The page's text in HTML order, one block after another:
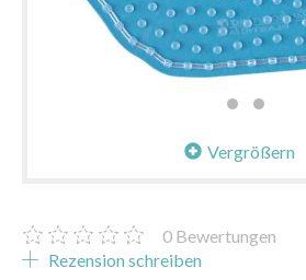
Vergrößern
0 Bewertungen
Rezension schreiben